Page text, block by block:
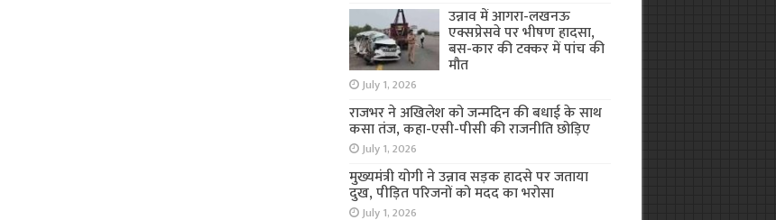
उन्नाव में आगरा-लखनऊ
एक्सप्रेसवे पर भीषण हादसा,
बस-कार की टक्कर में पांच की
मौत
July 1, 2026
राजभर ने अखिलेश को जन्मदिन की बधाई के साथ
कसा तंज, कहा-एसी-पीसी की राजनीति छोड़िए
July 1, 2026
मुख्यमंत्री योगी ने उन्नाव सड़क हादसे पर जताया
दुख, पीड़ित परिजनों को मदद का भरोसा
July 1, 2026